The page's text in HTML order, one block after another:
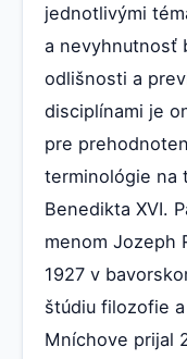
jednotlivými
a nevyhnutnosť
odlišnosti a
disciplínami je
pre
terminológie na
Benedikta XVI.
menom Jozeph
1927 v
štúdiu filozofie
Mníchove prijal